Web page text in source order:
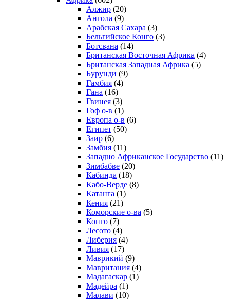
Алжир (20)
Ангола (9)
Арабская Сахара (3)
Бельгийское Конго (3)
Ботсвана (14)
Британская Восточная Африка (4)
Британская Западная Африка (5)
Бурунди (9)
Гамбия (4)
Гана (16)
Гвинея (3)
Гоф о-в (1)
Европа о-в (6)
Египет (50)
Заир (6)
Замбия (11)
Западно Африканское Государство (11)
Зимбабве (20)
Кабинда (18)
Кабо-Верде (8)
Катанга (1)
Кения (21)
Коморcкие о-ва (5)
Конго (7)
Лесото (4)
Либерия (4)
Ливия (17)
Маврикий (9)
Мавритания (4)
Мадагаскар (1)
Мадейра (1)
Малави (10)